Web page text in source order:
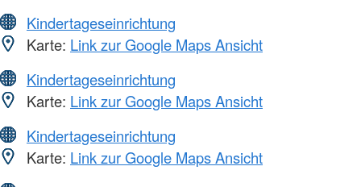
Kindertageseinrichtung
Karte: Link zur Google Maps Ansicht
Kindertageseinrichtung
Karte: Link zur Google Maps Ansicht
Kindertageseinrichtung
Karte: Link zur Google Maps Ansicht